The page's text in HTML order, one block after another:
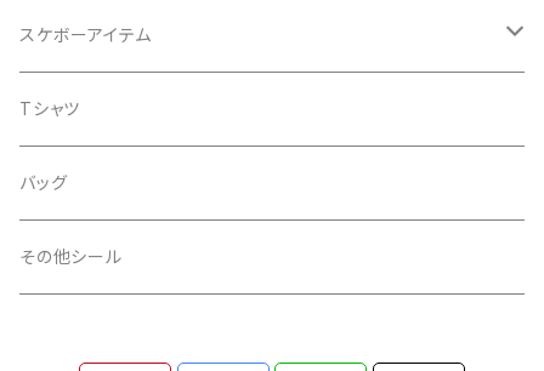
スペース
扇
ノーマル
透明
グリッター
蓄光
金
銀
Tシャツ
バッグ
iphoneケース
スケボーアイテム
デッキテープ
シール
Tシャツ
バッグ
その他シール